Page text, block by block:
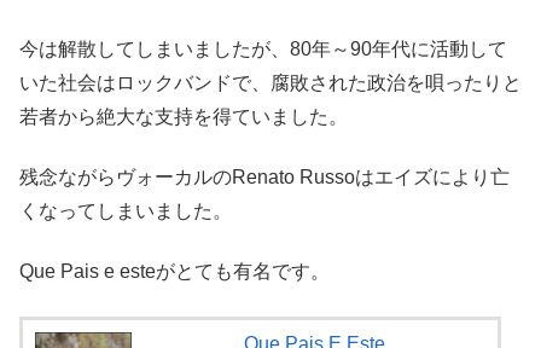
今は解散してしまいましたが、80年～90年代に活動して
いた社会はロックバンドで、腐敗された政治を唄ったりと
若者から絶大な支持を得ていました。
残念ながらヴォーカルのRenato Russoはエイズにより亡
くなってしまいました。
Que Pais e esteがとても有名です。
Que Pais E Este